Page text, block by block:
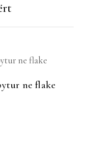
SHPORTË
ne flake